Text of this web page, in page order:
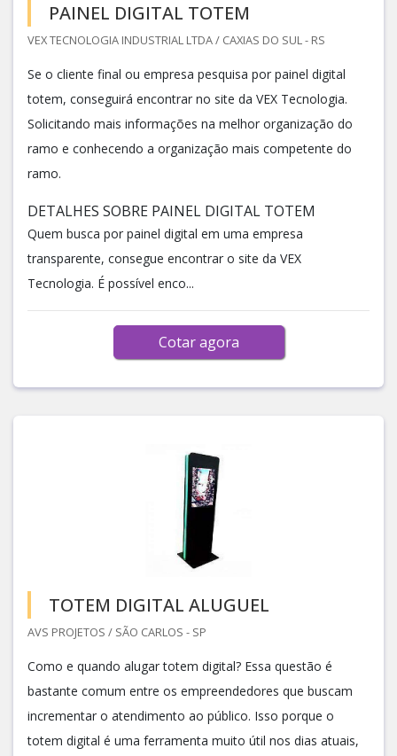
PAINEL DIGITAL TOTEM
VEX TECNOLOGIA INDUSTRIAL LTDA / CAXIAS DO SUL - RS
Se o cliente final ou empresa pesquisa por painel digital
totem, conseguirá encontrar no site da VEX Tecnologia.
Solicitando mais informações na melhor organização do
ramo e conhecendo a organização mais competente do
ramo.
DETALHES SOBRE PAINEL DIGITAL TOTEM
Quem busca por painel digital em uma empresa
transparente, consegue encontrar o site da VEX
Tecnologia. É possível enco...
Cotar agora
TOTEM DIGITAL ALUGUEL
AVS PROJETOS / SÃO CARLOS - SP
Como e quando alugar totem digital? Essa questão é
bastante comum entre os empreendedores que buscam
incrementar o atendimento ao público. Isso porque o
totem digital é uma ferramenta muito útil nos dias atuais,